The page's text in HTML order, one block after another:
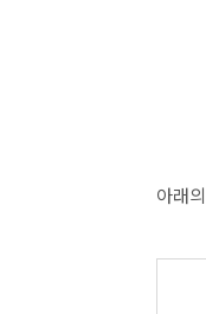
아래